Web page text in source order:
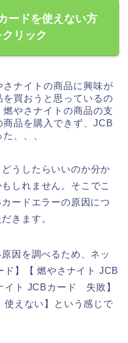
ードを使えない方
リック
ナイトの商品に興味が
買おうと思っているの
やさナイトの商品の支
品を購入できず、JCB
、、、
うしたらいいのか分か
しれません。そこでこ
ードエラーの原因につ
きます。
因を調べるため、ネッ
ド】【 燃やさナイト JCB
ト JCBカード 失敗】
えない】という感じで